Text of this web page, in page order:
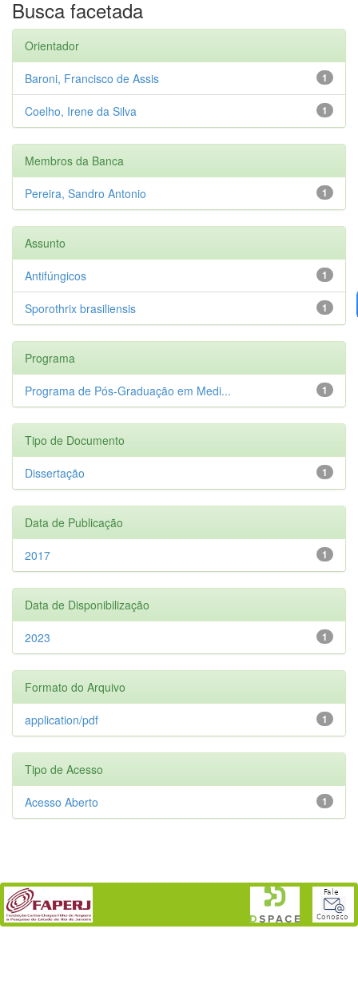
Busca facetada
Orientador
1
Baroni, Francisco de Assis
1
Coelho, Irene da Silva
Membros da Banca
1
Pereira, Sandro Antonio
Assunto
1
Antifúngicos
1
Sporothrix brasiliensis
Programa
1
Programa de Pós-Graduação em Medi...
Tipo de Documento
1
Dissertação
Data de Publicação
1
2017
Data de Disponibilização
1
2023
Formato do Arquivo
1
application/pdf
Tipo de Acesso
1
Acesso Aberto